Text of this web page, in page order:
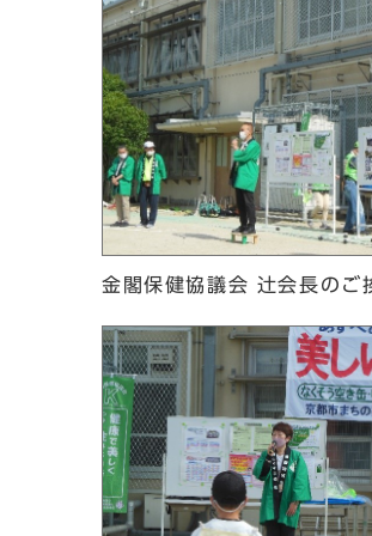
金閣保健協議会 辻󠄀会長のご